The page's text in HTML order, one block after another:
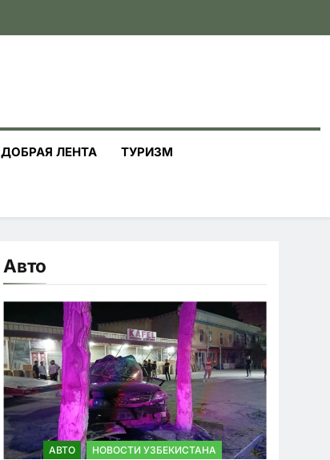
ДОБРАЯ ЛЕНТА ТУРИЗМ
Авто
АВТО НОВОСТИ УЗБЕКИСТАНА